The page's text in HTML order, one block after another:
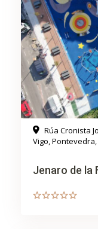
Rúa Cronista
Vigo,
Jenaro de la